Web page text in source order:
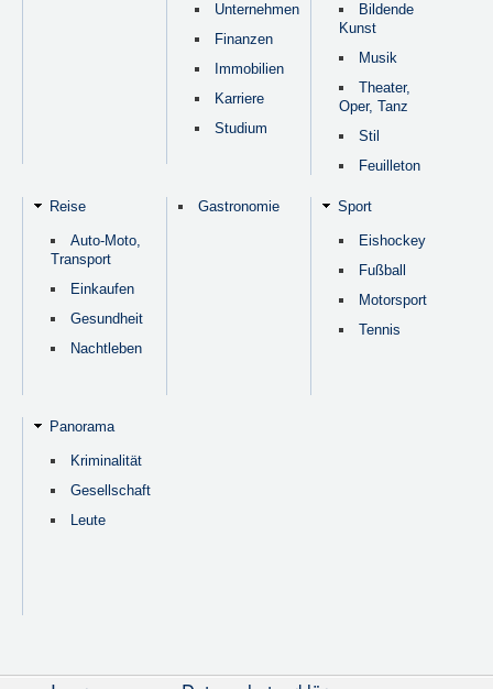
Unternehmen
Finanzen
Immobilien
Karriere
Studium
Bildende
Kunst
Musik
Theater,
Oper, Tanz
Stil
Feuilleton
Reise
Auto-Moto,
Transport
Einkaufen
Gesundheit
Nachtleben
Gastronomie Sport
Eishockey
Fußball
Motorsport
Tennis
Panorama
Kriminalität
Gesellschaft
Leute